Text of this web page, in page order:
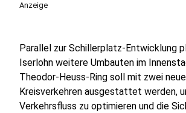
Anzeige
Parallel zur Schillerplatz-Entwicklung
Iserlohn weitere Umbauten im
Theodor-Heuss-Ring soll mit zwei
Kreisverkehren ausgestattet werden,
Verkehrsfluss zu optimieren und die